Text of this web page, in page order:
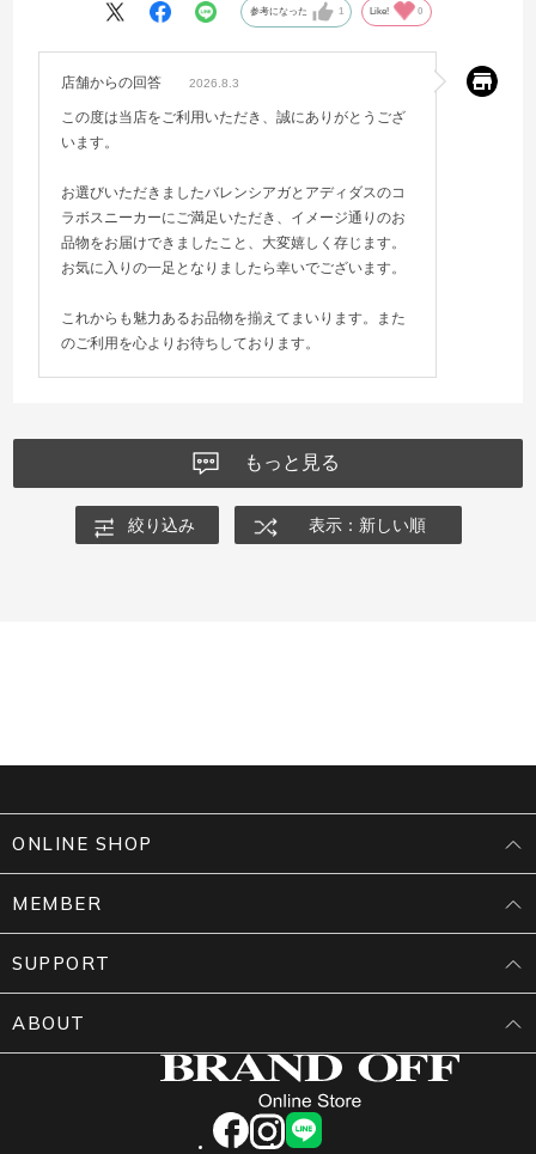
参考になった 1 Like! 0
店舗からの回答 2026.8.3
この度は当店をご利用いただき、誠にありがとうござ
います。
お選びいただきましたバレンシアガとアディダスのコ
ラボスニーカーにご満足いただき、イメージ通りのお
品物をお届けできましたこと、大変嬉しく存じます。
お気に入りの一足となりましたら幸いでございます。
これからも魅力あるお品物を揃えてまいります。また
のご利用を心よりお待ちしております。
もっと見る
絞り込み 表示：新しい順
facebookinstagram
LINE
ONLINE SHOP
MEMBER
SUPPORT
ABOUT